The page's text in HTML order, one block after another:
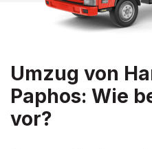
Umzug von
Paphos: Wie
vor?